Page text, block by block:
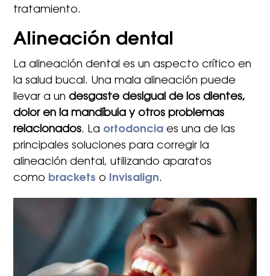
tratamiento.
Alineación dental
La alineación dental es un aspecto crítico en
la salud bucal. Una mala alineación puede
llevar a un desgaste desigual de los dientes,
dolor en la mandíbula y otros problemas
relacionados. La ortodoncia es una de las
principales soluciones para corregir la
alineación dental, utilizando aparatos
como brackets o Invisalign.